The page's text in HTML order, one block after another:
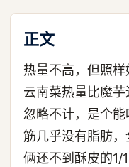
正文
热量不高，但照
云南菜热量比魔
忽略不计，是个
筋几乎没有脂肪
俩还不到酥皮的1/